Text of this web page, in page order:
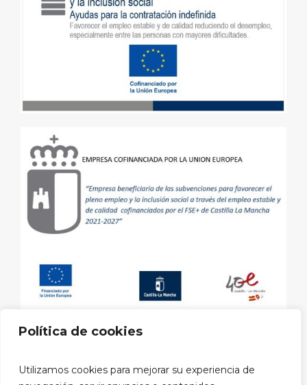
Política de cookies
Utilizamos cookies para mejorar su experiencia de
Política privacidad RRSS